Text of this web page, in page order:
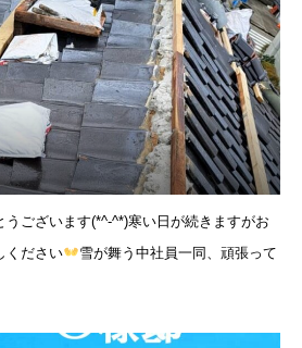
ございます(*^-^*)寒い日が続きますがお
ください
雪が舞う中社員一同、頑張って